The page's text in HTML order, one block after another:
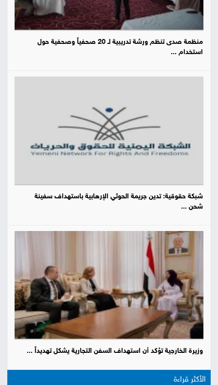
منظمة صدى تنظم ورشة تدريبية لـ 20 صحفياً وصحفية حول
استخدام ...
شبكة حقوقية: تدين جريمة الحوثي الإرهابية باستهداف سفينة
شحن ...
وزيرة الخارجية تؤكد أن استهداف السفن التجارية يشكل تهديداً ...
الأكثر قراءة